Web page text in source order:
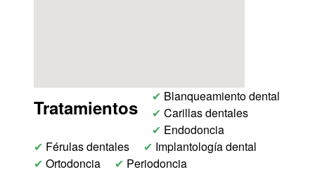
Tratamientos ✔ Blanqueamiento dental
✔ Carillas dentales
✔ Endodoncia
✔ Férulas dentales ✔ Implantología dental
✔ Ortodoncia ✔ Periodoncia